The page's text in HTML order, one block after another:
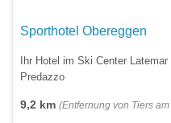
Sporthotel Obereggen
Ihr Hotel im Ski Center
Predazzo
9,2 km (Entfernung von Tiers